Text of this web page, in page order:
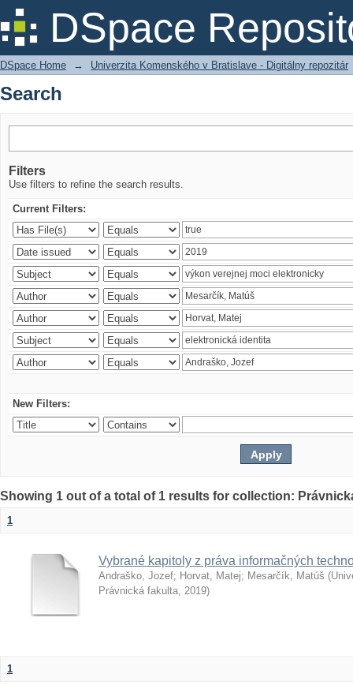
DSpace
Search
DSpace Home → Univerzita Komenského v Bratislave - Digitálny repozitár
Search
Filters
Use filters to refine the search results.
Current Filters:
New Filters:
Showing 1 out of a total of 1 results for collection:
1
Vybrané kapitoly z práva informačných
Andraško, Jozef; Horvat, Matej; Mesarčík, Matúš (
Právnická fakulta, 2019)
1